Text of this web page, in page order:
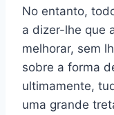
No entanto,
a dizer-lhe que
melhorar, sem
sobre a forma
ultimamente,
uma grande